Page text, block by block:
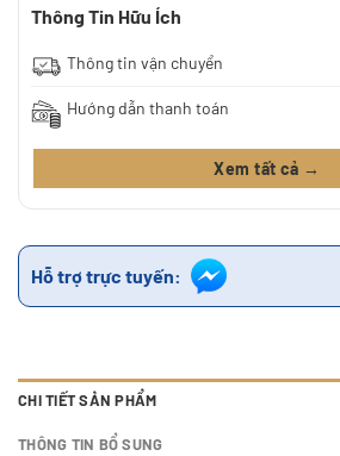
Thông Tin Hữu Ích
Thông tin vận chuyển
Hướng dẫn thanh toán
Xem tất cả →
Hỗ trợ trực tuyến:
CHI TIẾT SẢN PHẨM
THÔNG TIN BỔ SUNG